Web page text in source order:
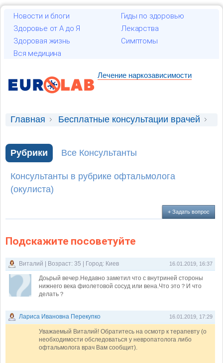
Новости и блоги
Гиды по здоровью
Здоровье от А до Я
Лекарства
Здоровая жизнь
Симптомы
Вся медицина
Лечение наркозависимости
Главная
Бесплатные консультации врачей
Подскажите посоветуйте
Рубрики Все Консультанты
Консультанты в рубрике офтальмолога
(окулиста)
+ Задать вопрос
Подскажите посоветуйте
16.01.2019, 16:37
Виталий | Возраст: 35 | Город: Киев
Доьрый вечер.Недавно заметил что с внутриней стороны
нижнего века фиолетовой сосуд или вена.Что это？И что
делать？
16.01.2019, 17:29
Лариса Ивановна Перекупко
Уважаемый Виталий! Обратитесь на осмотр к терапевту (о
необходимости обследоваться у невропатолога либо
офтальмолога врач Вам сообщит).